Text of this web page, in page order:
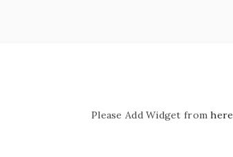
Please Add Widget fromhere